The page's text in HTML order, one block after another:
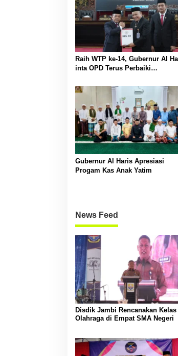
Raih WTP ke-14, Gubernur Al
inta OPD Terus Perbaiki
Gubernur Al Haris Apresiasi
Progam Kas Anak Yatim
News Feed
Disdik Jambi Rencanakan Kelas
Olahraga di Empat SMA Negeri